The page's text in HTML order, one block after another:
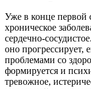
Уже в конце первой
хроническое
сердечно-
оно прогрессирует,
проблемами со
формируется и
тревожное,